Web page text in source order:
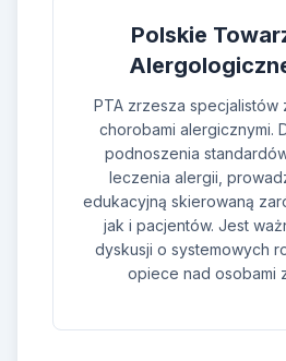
Polskie
PTA zrzesza specjalistów
chorobami alergicznymi.
podnoszenia
leczenia alergii,
edukacyjną skierowaną
jak i pacjentów. Jest
dyskusji o systemowych
opiece nad osobami